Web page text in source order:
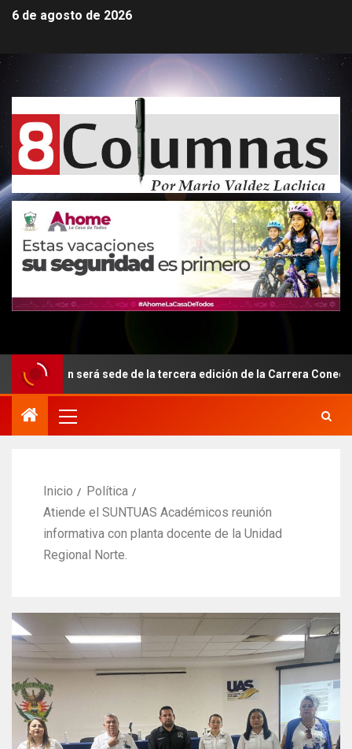
6 de agosto de 2026
sede de la tercera edición de la Carrera Conecta-Te 2026
Inicio
Política
Atiende el SUNTUAS Académicos reunión
informativa con planta docente de la Unidad
Regional Norte.